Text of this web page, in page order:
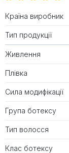
Країна виробник
Тип продукції
Живлення
Плівка
Сила модифікації
Група ботексу
Тип волосся
Клас ботексу